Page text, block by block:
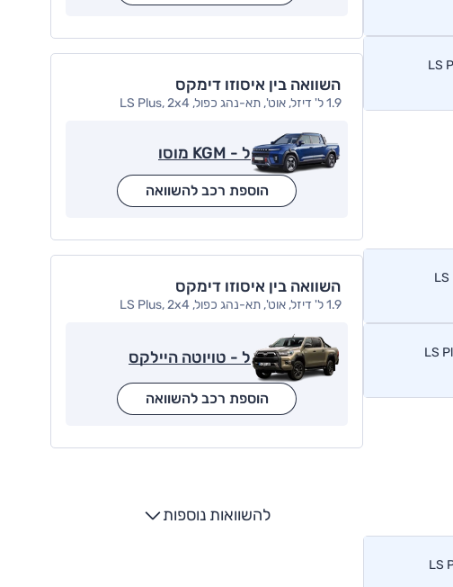
השוואה בין איסוזו דימקס
1.9 ל' דיזל, אוט', תא-נהג כפול, LS Plus, 2x4
ל - KGM מוסו
הוספת רכב להשוואה
השוואה בין איסוזו דימקס
1.9 ל' דיזל, אוט', תא-נהג כפול, LS Plus, 2x4
ל - טויוטה היילקס
הוספת רכב להשוואה
להשוואות נוספות